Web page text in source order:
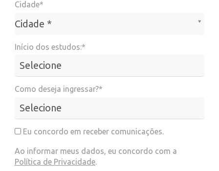
Cidade*
Cidade *
Cidade*
Início dos estudos:*
Como deseja ingressar?*
Eu concordo em receber comunicações.
Ao informar meus dados, eu concordo com a
Política de Privacidade.